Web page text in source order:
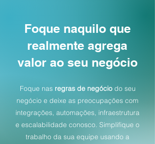
Foque naquilo que
realmente agrega
valor ao seu negócio
Foque nas regras de negóciodo seu
negócio e deixe as preocupações com
integrações, automações, infraestrutura
e escalabilidade conosco. Simplifique o
trabalho da sua equipe usando a